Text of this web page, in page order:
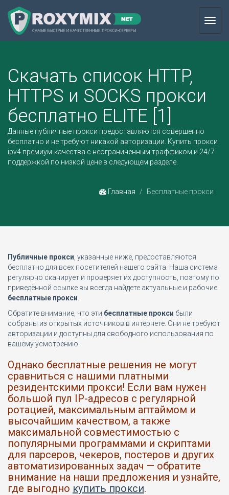
Скачать список HTTP,
HTTPS и SOCKS прокси
бесплатно ELITE [1]
Данные публичные прокси предоставляются совершенно
бесплатно и не требуют никакой авторизации. Купить прокси
ipv4 премиум-качества с неограниченным траффиком и 24/7
поддержкой по низкой цене в следующем разделе.
Главная Бесплатные прокси
Публичные прокси , указанные ниже, предоставляются
бесплатно для всех посетителей нашего сайта. Наша система
регулярно сканирует и проверяет их доступность, поэтому по
приведённой ссылке вы всегда найдете актуальные и рабочие
бесплатные прокси
Обратите внимание, что эти бесплатные прокси были
собраны из открытых источников в интернете. Они не требуют
авторизации и доступны для свободного использования по
вашему усмотрению.
Однако бесплатные решения не могут
сравниться с нашими платными
резидентскими прокси! Если вам нужен
большой пул IP-адресов с регулярной
ротацией, максимальным аптаймом и
высочайшим качеством, а также
максимальной совместимостью с
популярными программами и скриптами
для парсеров, чекеров, постеров и других
автоматизированных задач — обратите
внимание на наши предложения и узнайте,
где выгодно купить прокси.